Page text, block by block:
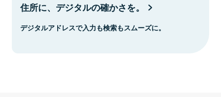
住所に、デジタルの確かさを。
デジタルアドレスで入力も検索もスムーズに。